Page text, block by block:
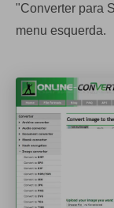
"Converter para
menu esquerda.